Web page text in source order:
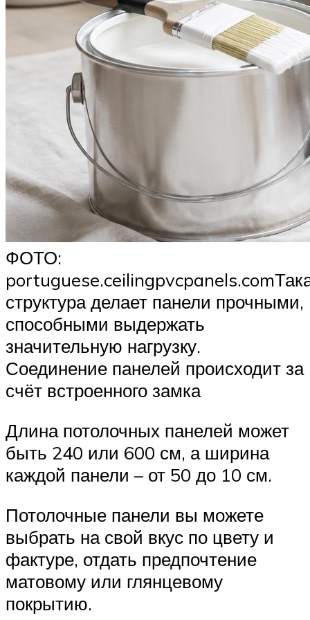
ФОТО:
структура делает панели прочными,
способными выдержать
значительную нагрузку.
Соединение панелей происходит за
счёт встроенного замка
Длина потолочных панелей может
быть 240 или 600 см, а ширина
каждой панели – от 50 до 10 см.
Потолочные панели вы можете
выбрать на свой вкус по цвету и
фактуре, отдать предпочтение
матовому или глянцевому
покрытию.